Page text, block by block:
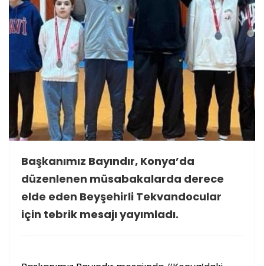
Başkanımız Bayındır, Konya’da
düzenlenen müsabakalarda derece
elde eden Beyşehirli Tekvandocular
için tebrik mesajı yayımladı.